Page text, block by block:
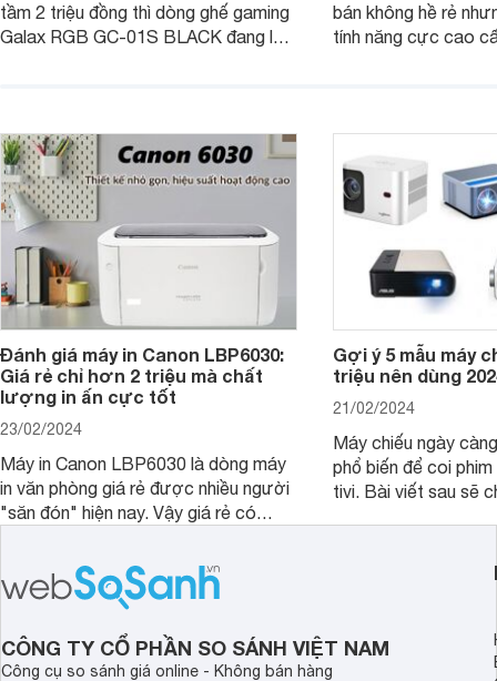
tầm 2 triệu đồng thì dòng ghế gaming
Galax RGB GC-01S BLACK đang là
bán không hề rẻ
tính năng cực cao
Đánh giá máy in Canon LBP6030:
Giá rẻ chỉ hơn 2 triệu mà chất
lượng in ấn cực tốt
23/02/2024
Máy in Canon LBP6030 là dòng máy
in văn phòng giá rẻ được nhiều người
"săn đón" hiện nay. Vậy giá rẻ có
không, bài viết đánh giá máy in Canon
LBP6030 dưới đây sẽ giúp bạn hiểu
Gợi ý 5 mẫu máy
triệu nên dùng
21/02/2024
Máy chiếu ngày
phổ biến để coi
tivi. Bài viết sau sẽ chia sẻ cho bạn 5
CÔNG TY CỔ PHẦN SO SÁNH VIỆT NAM
Công cụ so sánh giá online - Không bán hàng